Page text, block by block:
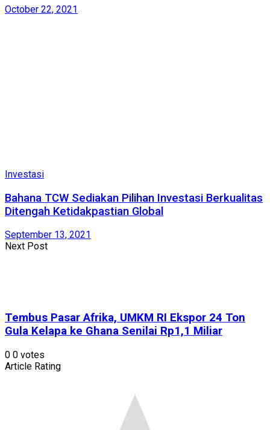
October 22, 2021
Investasi
Bahana TCW Sediakan Pilihan Investasi Berkualitas
Ditengah Ketidakpastian Global
September 13, 2021
Next Post
Tembus Pasar Afrika, UMKM RI Ekspor 24 Ton
Gula Kelapa ke Ghana Senilai Rp1,1 Miliar
0 0 votes
Article Rating